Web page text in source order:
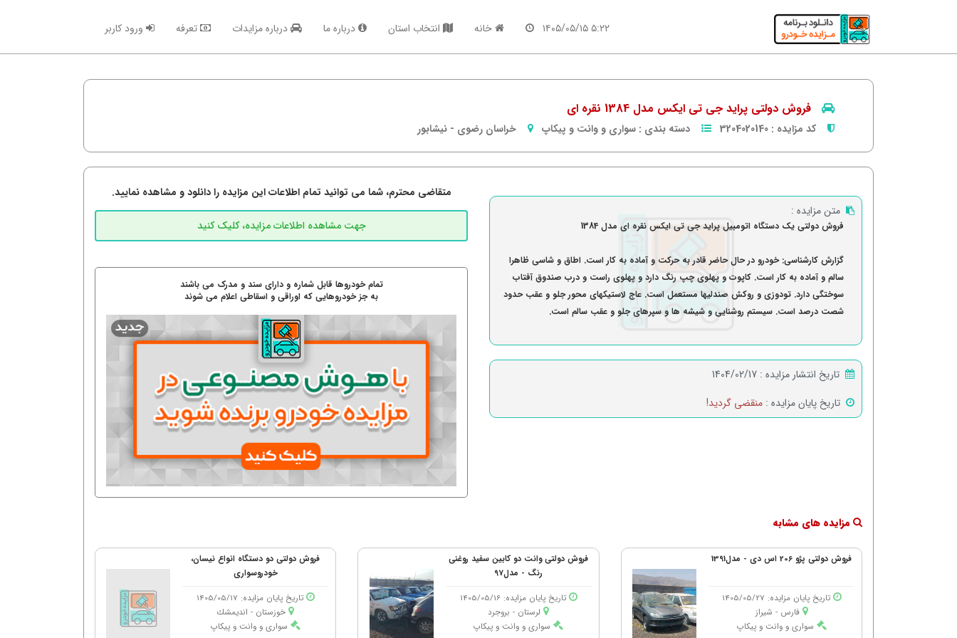
۵:۲۲ ۱۴۰۵/۰۵/۱۵ خانه انتخاب استان درباره ما درباره مزایدات تعرفه ورود کاربر
فروش دولتی پراید جی تی ایکس مدل 1384 نقره ای
کد مزایده : 3204020140 دسته بندی : سواری و وانت و پیکاپ خراسان رضوی - نیشابور
متن مزایده :
فروش دولتی یک دستگاه اتومبیل پراید جی تی ایکس نقره ای مدل 1384
گزارش کارشناسی: خودرو در حال حاضر قادر به حرکت و آماده به کار است. اطاق و شاسی ظاهرا
سالم و آماده به کار است. کاپوت و پهلوی چپ رنگ دارد و پهلوی راست و درب صندوق آفتاب
سوختگی دارد. تودوزی و روکش صندلیها مستعمل است. عاج لاستیکهای محور جلو و عقب حدود
شصت درصد است. سیستم روشنایی و شیشه ها و سپرهای جلو و عقب سالم است.
تاریخ انتشار مزایده : 1404/02/17
تاریخ پایان مزایده : منقضی گردید!
متقاضی محترم، شما می توانید تمام اطلاعات این مزایده را دانلود و مشاهده نمایید.
تمام خودروها قابل شماره و دارای سند و مدرک می باشند
به جز خودروهایی که اوراقی و اسقاطی اعلام می شوند
مزایده های مشابه
فروش دولتی پژو 206 اس دی - مدل1391
تاریخ پایان مزایده: 1405/05/27
فارس - شیراز
سواری و وانت و پیکاپ
فروش دولتی وانت دو کابین سفید روغنی
رنگ - مدل97
تاریخ پایان مزایده: 1405/05/16
لرستان - بروجرد
سواری و وانت و پیکاپ
فروش دولتی دو دستگاه انواع نیسان،
خودروسواری
تاریخ پایان مزایده: 1405/05/17
خوزستان - اندیمشك
سواری و وانت و پیکاپ